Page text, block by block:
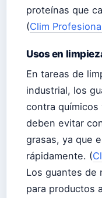
proteínas que
(Clim
Usos en
En tareas de
industrial, los
contra químicos
deben evitar
grasas, ya que
rápidamente. (
Los guantes de
para productos